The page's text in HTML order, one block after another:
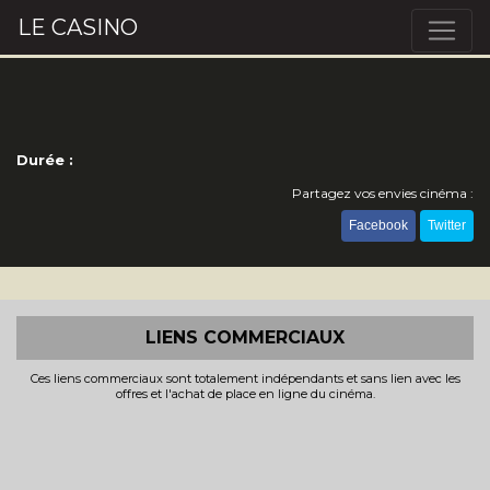
LE CASINO
Durée :
Partagez vos envies cinéma :
Facebook Twitter
LIENS COMMERCIAUX
Ces liens commerciaux sont totalement indépendants et sans lien avec les
offres et l'achat de place en ligne du cinéma.